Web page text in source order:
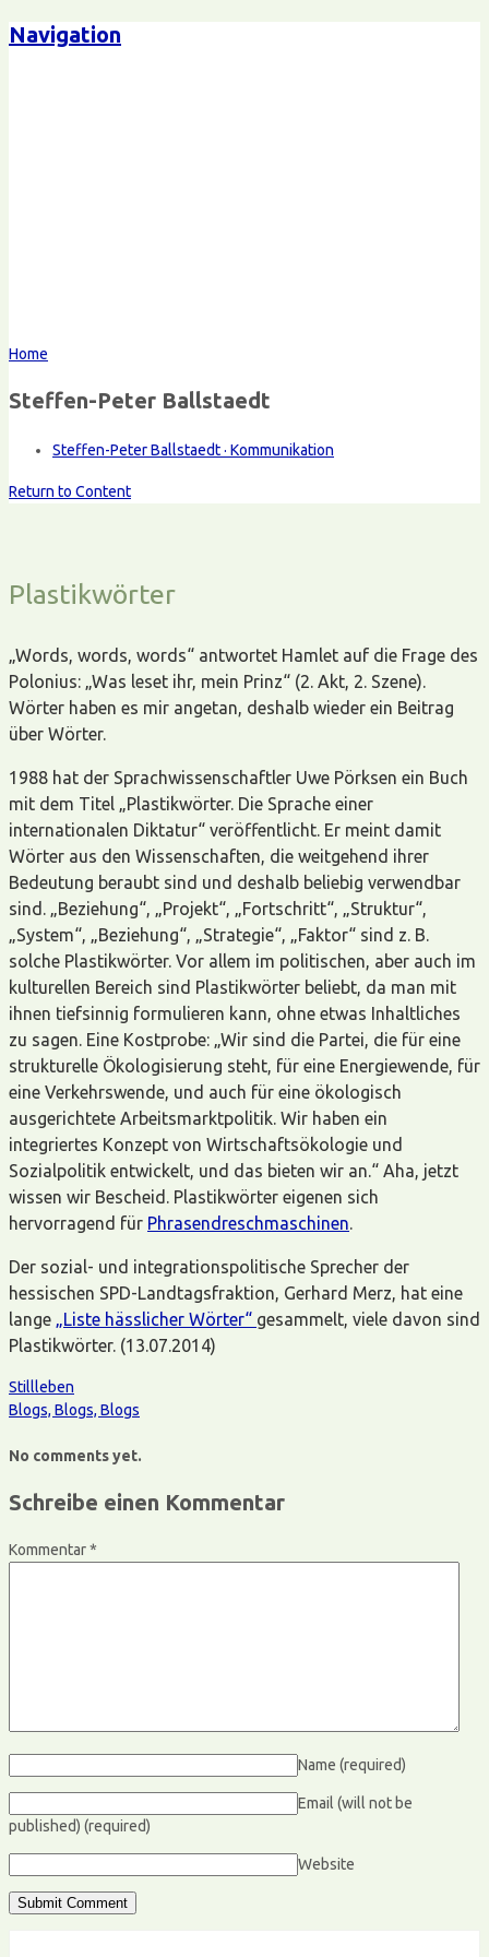
Navigation
Home
Steffen-Peter Ballstaedt
Steffen-Peter Ballstaedt · Kommunikation
Return to Content
Plastikwörter
„Words, words, words“ antwortet Hamlet auf die Frage des
Polonius: „Was leset ihr, mein Prinz“ (2. Akt, 2. Szene).
Wörter haben es mir angetan, deshalb wieder ein Beitrag
über Wörter.
1988 hat der Sprachwissenschaftler Uwe Pörksen ein Buch
mit dem Titel „Plastikwörter. Die Sprache einer
internationalen Diktatur“ veröffentlicht. Er meint damit
Wörter aus den Wissenschaften, die weitgehend ihrer
Bedeutung beraubt sind und deshalb beliebig verwendbar
sind. „Beziehung“, „Projekt“, „Fortschritt“, „Struktur“,
„System“, „Beziehung“, „Strategie“, „Faktor“ sind z. B.
solche Plastikwörter. Vor allem im politischen, aber auch im
kulturellen Bereich sind Plastikwörter beliebt, da man mit
ihnen tiefsinnig formulieren kann, ohne etwas Inhaltliches
zu sagen. Eine Kostprobe: „Wir sind die Partei, die für eine
strukturelle Ökologisierung steht, für eine Energiewende, für
eine Verkehrswende, und auch für eine ökologisch
ausgerichtete Arbeitsmarktpolitik. Wir haben ein
integriertes Konzept von Wirtschaftsökologie und
Sozialpolitik entwickelt, und das bieten wir an.“ Aha, jetzt
wissen wir Bescheid. Plastikwörter eigenen sich
hervorragend für Phrasendreschmaschinen
Der sozial- und integrationspolitische Sprecher der
hessischen SPD-Landtagsfraktion, Gerhard Merz, hat eine
lange
„Liste hässlicher Wörter“ gesammelt, viele davon sind
Plastikwörter. (13.07.2014)
Stillleben
Blogs, Blogs, Blogs
No comments yet.
Schreibe einen Kommentar
Kommentar*
Name (required)
Email (will not be
published) (required)
Website